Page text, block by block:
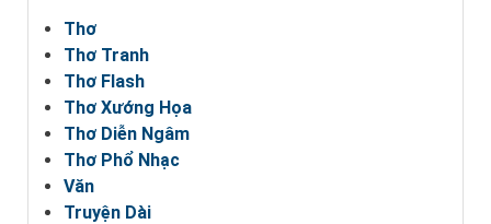
Thơ
Thơ Tranh
Thơ Flash
Thơ Xướng Họa
Thơ Diễn Ngâm
Thơ Phổ Nhạc
Văn
Truyện Dài